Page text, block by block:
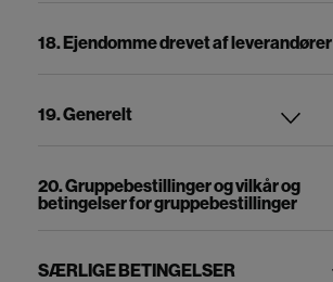
18. Ejendomme drevet af leverandører
19. Generelt
20. Gruppebestillinger og vilkår og
betingelser for gruppebestillinger
SÆRLIGE BETINGELSER